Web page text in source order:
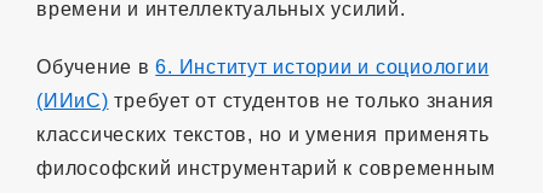
времени и интеллектуальных усилий.
Обучение в6. Институт истории и социологии
(ИИиС) требует от студентов не только знания
классических текстов, но и умения применять
философский инструментарий к современным